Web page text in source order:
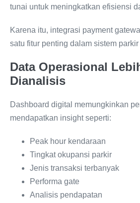
tunai untuk meningkatkan efisiensi
Karena itu, integrasi payment
satu fitur penting dalam sistem parkir
Data Operasional
Dianalisis
Dashboard digital memungkinkan
mendapatkan insight seperti:
Peak hour kendaraan
Tingkat okupansi parkir
Jenis transaksi terbanyak
Performa gate
Analisis pendapatan